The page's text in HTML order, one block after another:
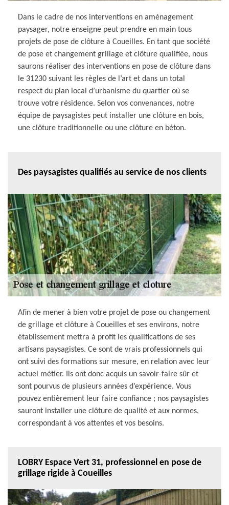
Dans le cadre de nos interventions en aménagement
paysager, notre enseigne peut prendre en main tous
projets de pose de clôture à Coueilles. En tant que société
de pose et changement grillage et clôture qualifiée, nous
saurons réaliser des interventions en pose de clôture dans
le 31230 suivant les règles de l’art et dans un total
respect du plan local d’urbanisme du quartier où se
trouve votre résidence. Selon vos convenances, notre
équipe de paysagistes peut installer une clôture en bois,
une clôture traditionnelle ou une clôture en béton.
Des paysagistes qualifiés au service de nos clients
Afin de mener à bien votre projet de pose ou changement
de grillage et clôture à Coueilles et ses environs, notre
établissement mettra à profit les qualifications de ses
artisans paysagistes. Ce sont de vrais professionnels qui
ont suivi des formations sur mesure, en relation avec leur
actuel métier. Ils ont donc acquis un savoir-faire sûr et
sont pourvus de plusieurs années d’expérience. Vous
pouvez entièrement leur faire confiance ; nos paysagistes
sauront installer une clôture de qualité et aux normes,
correspondant à vos attentes et vos besoins.
LOBRY Espace Vert 31, professionnel en pose de
grillage rigide à Coueilles